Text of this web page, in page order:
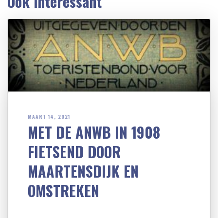
MAART 14, 2021
MET DE ANWB IN 1908
FIETSEND DOOR
MAARTENSDIJK EN
OMSTREKEN